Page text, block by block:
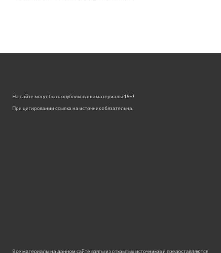
На сайте могут быть опубликованы материалы 18+!
При цитировании ссылка на источник обязательна.
Все материалы на данном сайте взяты из открытых источников и предоставляются